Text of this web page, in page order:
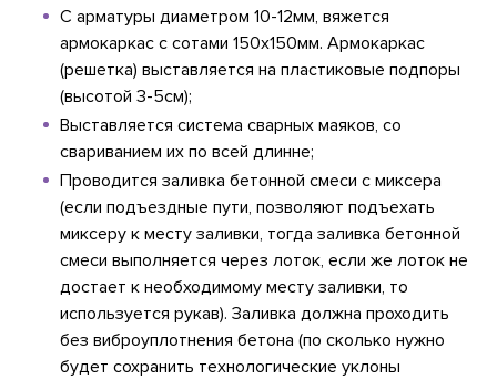
С арматуры диаметром 10-12мм, вяжется
армокаркас с сотами 150х150мм. Армокаркас
(решетка) выставляется на пластиковые подпоры
(высотой 3-5см);
Выставляется система сварных маяков, со
свариванием их по всей длинне;
Проводится заливка бетонной смеси с миксера
(если подъездные пути, позволяют подъехать
миксеру к месту заливки, тогда заливка бетонной
смеси выполняется через лоток, если же лоток не
достает к необходимому месту заливки, то
используется рукав). Заливка должна проходить
без виброуплотнения бетона (по сколько нужно
будет сохранить технологические уклоны